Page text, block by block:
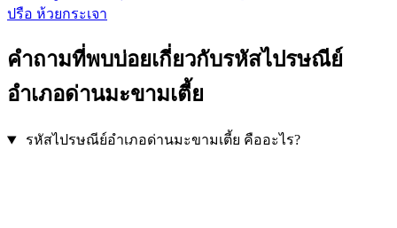
ปรือ ห้วยกระเจา
คำถามที่พบบ่อยเกี่ยวกับรหัสไปรษณีย์
อำเภอด่านมะขามเตี้ย
รหัสไปรษณีย์อำเภอด่านมะขามเตี้ย คืออะไร?